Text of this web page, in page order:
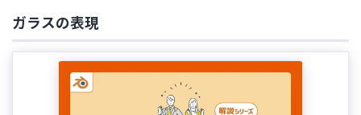
ガラスの表現